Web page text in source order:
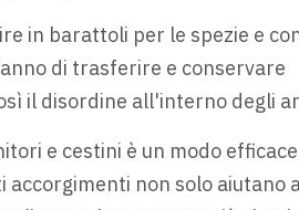
in barattoli per le spezie e
di trasferire e conservare
il disordine all'interno degli
e cestini è un modo
accorgimenti non solo aiutano